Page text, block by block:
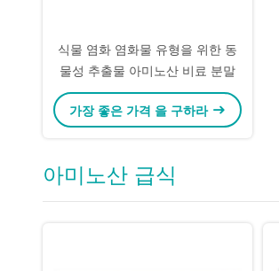
식물 염화 염화물 유형을 위한 동
물성 추출물 아미노산 비료 분말
가장 좋은 가격 을 구하라
아미노산 급식